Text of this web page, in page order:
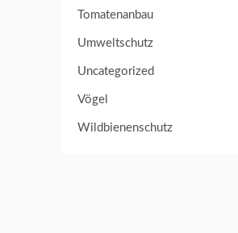
Tomatenanbau
Umweltschutz
Uncategorized
Vögel
Wildbienenschutz